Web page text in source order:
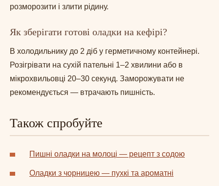
розморозити і злити рідину.
Як зберігати готові оладки на кефірі?
В холодильнику до 2 діб у герметичному контейнері.
Розігрівати на сухій пательні 1–2 хвилини або в
мікрохвильовці 20–30 секунд. Заморожувати не
рекомендується — втрачають пишність.
Також спробуйте
Пишні оладки на молоці — рецепт з содою
Оладки з чорницею — пухкі та ароматні